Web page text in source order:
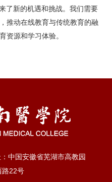
了新的机遇和挑战。我们需要
推动在线教育与传统教育的融
资源和学习体验。
中国安徽省芜湖市高教园
路22号